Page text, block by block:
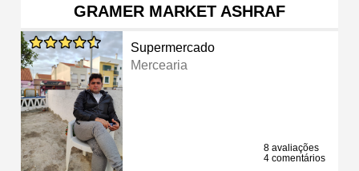
GRAMER MARKET ASHRAF
Supermercado
Mercearia
8 avaliações
4 comentários